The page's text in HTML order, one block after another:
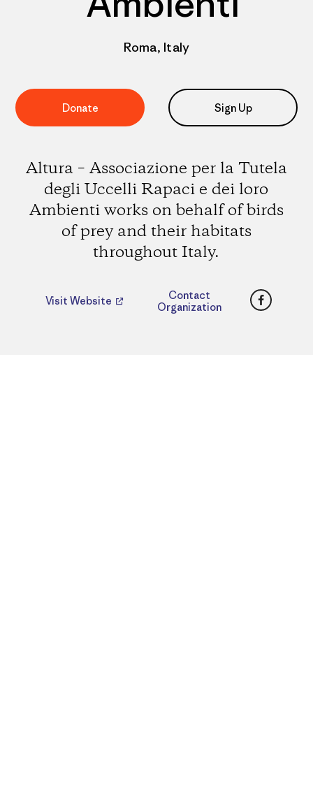
Roma, Italy
Donate Sign Up
Altura – Associazione per la Tutela
degli Uccelli Rapaci e dei loro
Ambienti works on behalf of birds
of prey and their habitats
throughout Italy.
Visit Website
Contact
Organization